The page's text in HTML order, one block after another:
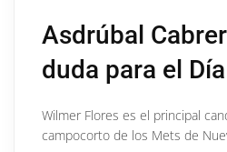
Asdrúbal
duda para el
Wilmer Flores es el principal
campocorto de los Mets de